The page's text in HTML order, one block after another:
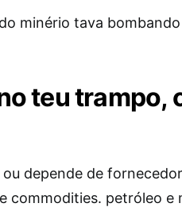
minério tava
teu trampo,
depende de
commodities. petróleo e